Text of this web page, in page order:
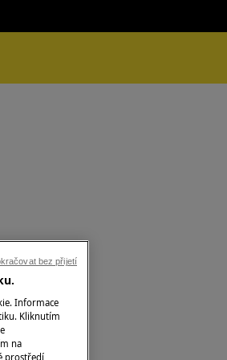
Informace
Kliknutím
na
prostředí
bez přijetí